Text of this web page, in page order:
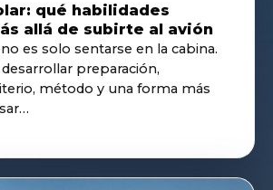
qué habilidades
allá de subirte al avión
es solo sentarse en la cabina.
preparación,
método y una forma más